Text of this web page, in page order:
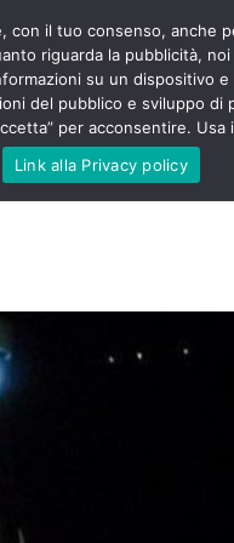
SALUTE COMUNICATI
il tuo consenso, anche
riguarda la pubblicità,
su un
del pubblico e sviluppo
per acconsentire.
Link alla Privacy policy